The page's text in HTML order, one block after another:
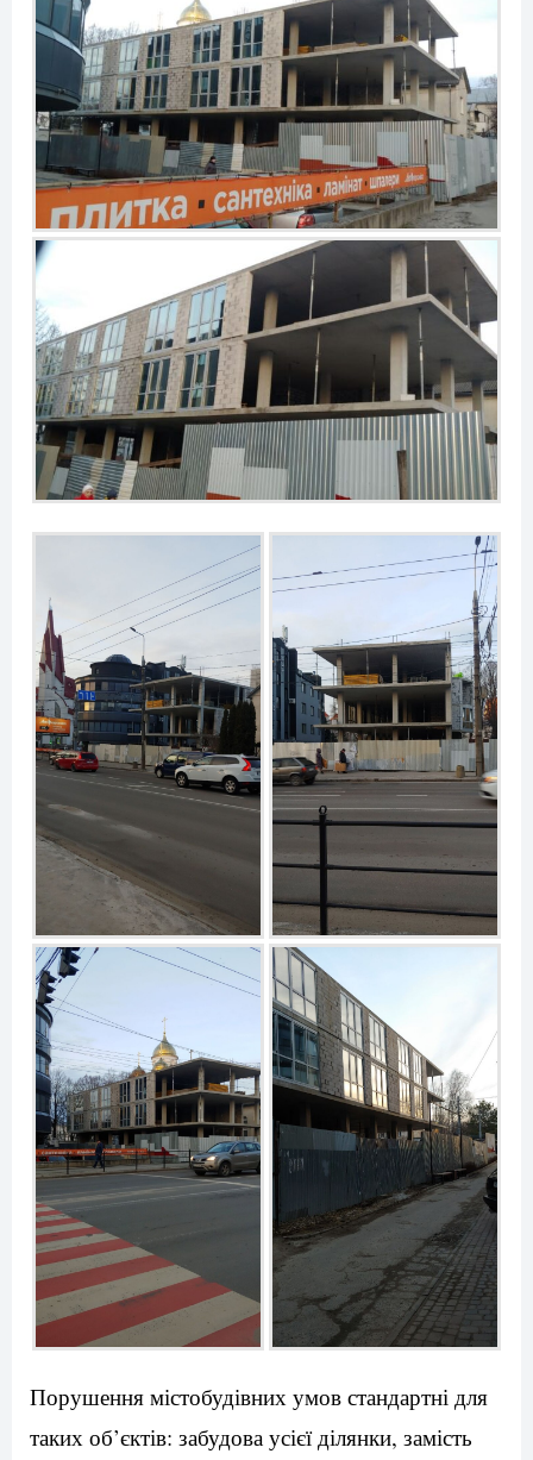
Порушення містобудівних умов стандартні для
таких об’єктів: забудова усієї ділянки, замість